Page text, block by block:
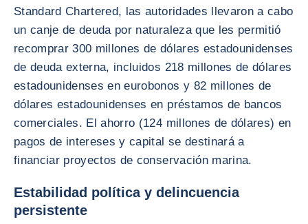
Standard Chartered, las autoridades llevaron a cabo
un canje de deuda por naturaleza que les permitió
recomprar 300 millones de dólares estadounidenses
de deuda externa, incluidos 218 millones de dólares
estadounidenses en eurobonos y 82 millones de
dólares estadounidenses en préstamos de bancos
comerciales. El ahorro (124 millones de dólares) en
pagos de intereses y capital se destinará a
financiar proyectos de conservación marina.
Estabilidad política y delincuencia
persistente